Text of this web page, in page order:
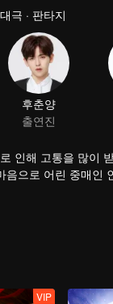
극 · 판타지
후춘양
출연진
인해 고통을 많이
한다. 만약 성공한다면
을 완성하기 위하
VIP